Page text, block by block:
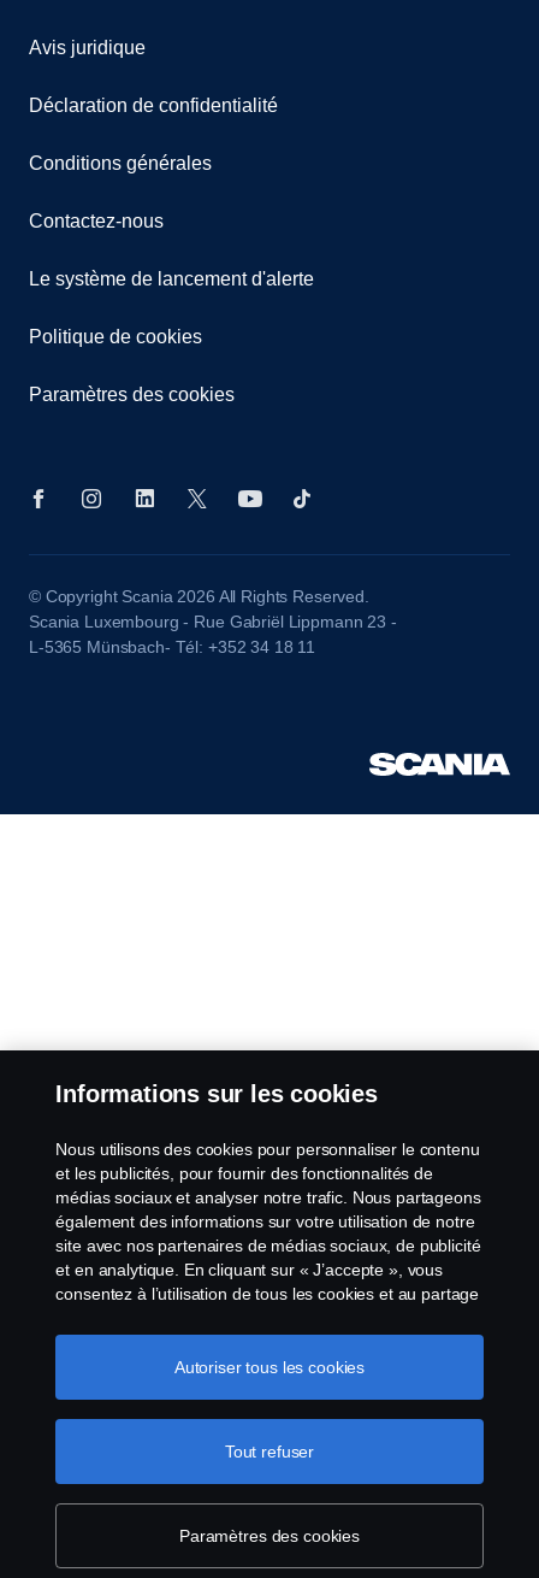
Avis juridique
Déclaration de confidentialité
Conditions générales
Contactez-nous
Le système de lancement d'alerte
Politique de cookies
Paramètres des cookies
© Copyright Scania 2026 All Rights Reserved.
Scania Luxembourg - Rue Gabriël Lippmann 23 -
L-5365 Münsbach- Tél: +352 34 18 11
Informations sur les cookies
Nous utilisons des cookies pour personnaliser le contenu
et les publicités, pour fournir des fonctionnalités de
médias sociaux et analyser notre trafic. Nous partageons
également des informations sur votre utilisation de notre
site avec nos partenaires de médias sociaux, de publicité
et en analytique. En cliquant sur « J’accepte », vous
consentez à l’utilisation de tous les cookies et au partage
cookies en cliquant sur « Paramètres des cookies » et en
sélectionnant les catégories que vous souhaitez
Pour en savoir plus sur la
protection de votre vie privée
Paramètres des cookies
Tout refuser
Autoriser tous les cookies